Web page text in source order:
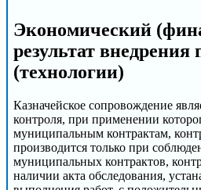
Экономический
результат внедрения
(технологии)
Казначейское сопровождение
контроля, при применении
муниципальным контрактам,
производится только при
муниципальных контрактов,
наличии акта обследования,